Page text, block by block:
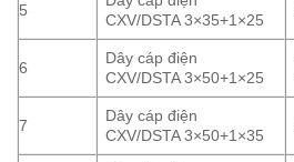
5
CXV/DSTA 3×35+1×25
6
Dây cáp điện
CXV/DSTA 3×50+1×25
7
Dây cáp điện
CXV/DSTA 3×50+1×35